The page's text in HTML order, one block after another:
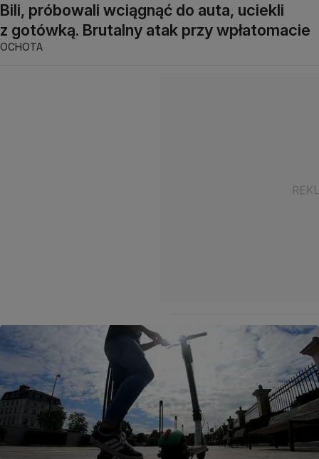
Bili, próbowali wciągnąć do auta, uciekli
z gotówką. Brutalny atak przy wpłatomacie
OCHOTA